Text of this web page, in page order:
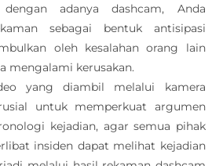
adanya dashcam, Anda
sebagai bentuk antisipasi
oleh kesalahan orang lain
mengalami kerusakan.
yang diambil melalui kamera
untuk memperkuat argumen
kejadian, agar semua pihak
insiden dapat melihat kejadian